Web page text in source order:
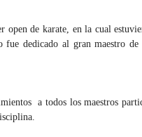
de karate, en la cual
dedicado al gran maestro de
a todos los maestros